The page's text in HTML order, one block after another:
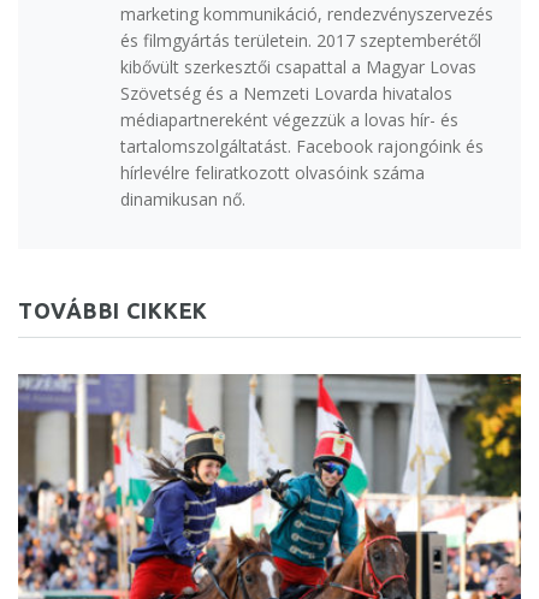
marketing kommunikáció, rendezvényszervezés
és filmgyártás területein. 2017 szeptemberétől
kibővült szerkesztői csapattal a Magyar Lovas
Szövetség és a Nemzeti Lovarda hivatalos
médiapartnereként végezzük a lovas hír- és
tartalomszolgáltatást. Facebook rajongóink és
hírlevélre feliratkozott olvasóink száma
dinamikusan nő.
TOVÁBBI CIKKEK